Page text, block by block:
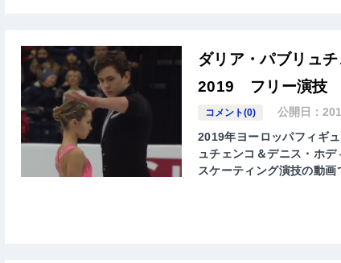
ダリア・パブリュ
2019 フリー演技
コメント(0) 公開日：
2019年ヨーロッパフィギ
ュチェンコ＆デニス・ホ
スケーティング演技の動画